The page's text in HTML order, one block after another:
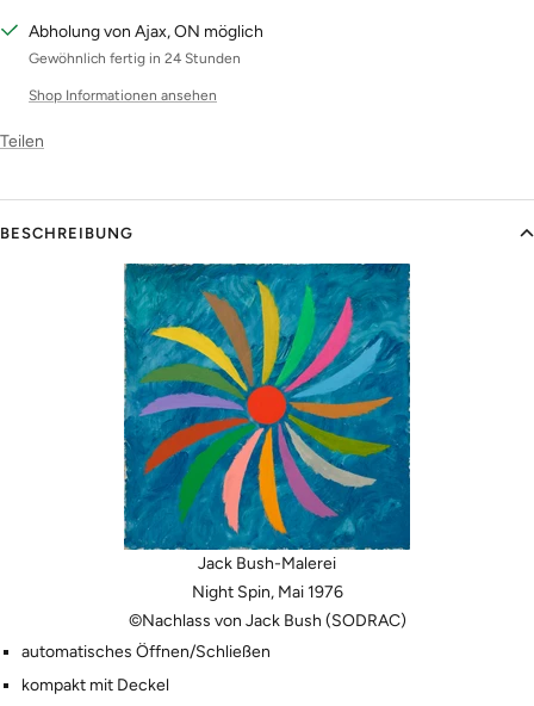
Abholung von Ajax, ON möglich
Gewöhnlich fertig in 24 Stunden
Shop Informationen ansehen
Teilen
BESCHREIBUNG
Jack Bush-Malerei
Night Spin, Mai 1976
©Nachlass von Jack Bush (SODRAC)
automatisches Öffnen/Schließen
kompakt mit Deckel